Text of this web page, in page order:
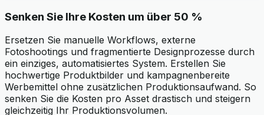
Senken Sie Ihre Kosten um über 50 %
Ersetzen Sie manuelle Workflows, externe
Fotoshootings und fragmentierte Designprozesse durch
ein einziges, automatisiertes System. Erstellen Sie
hochwertige Produktbilder und kampagnenbereite
Werbemittel ohne zusätzlichen Produktionsaufwand. So
senken Sie die Kosten pro Asset drastisch und steigern
gleichzeitig Ihr Produktionsvolumen.